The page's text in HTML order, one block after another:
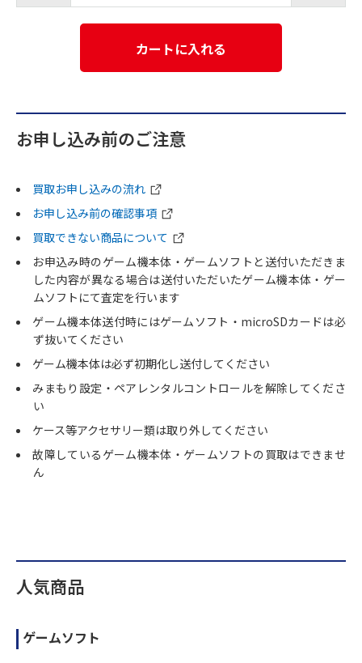
カートに入れる
お申し込み前のご注意
買取お申し込みの流れ
お申し込み前の確認事項
買取できない商品について
お申込み時のゲーム機本体・ゲームソフトと送付いただきま
した内容が異なる場合は送付いただいたゲーム機本体・ゲー
ムソフトにて査定を行います
ゲーム機本体送付時にはゲームソフト・microSDカードは必
ず抜いてください
ゲーム機本体は必ず初期化し送付してください
みまもり設定・ペアレンタルコントロールを解除してくださ
い
ケース等アクセサリー類は取り外してください
故障しているゲーム機本体・ゲームソフトの買取はできませ
ん
人気商品
ゲームソフト